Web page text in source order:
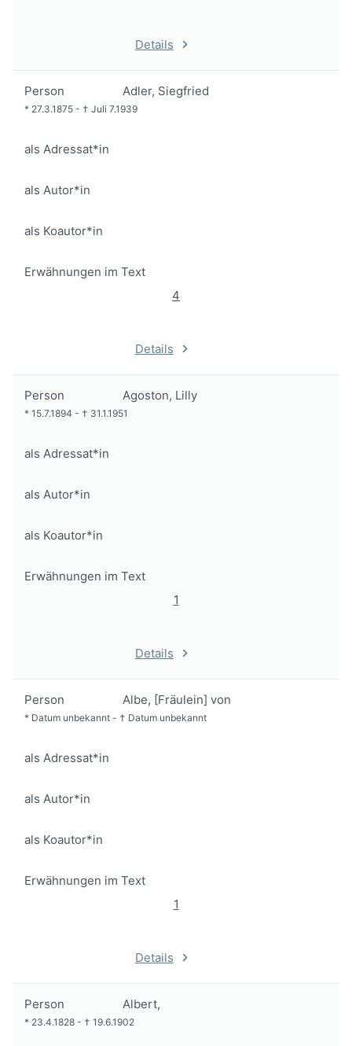
Details
Person Adler, Siegfried
* 27.3.1875 - † Juli 7.1939
als Adressat*in
als Autor*in
als Koautor*in
Erwähnungen im Text
4
Details
Person Agoston, Lilly
* 15.7.1894 - † 31.1.1951
als Adressat*in
als Autor*in
als Koautor*in
Erwähnungen im Text
1
Details
Person Albe, [Fräulein] von
* Datum unbekannt - † Datum unbekannt
als Adressat*in
als Autor*in
als Koautor*in
Erwähnungen im Text
1
Details
Person Albert,
* 23.4.1828 - † 19.6.1902